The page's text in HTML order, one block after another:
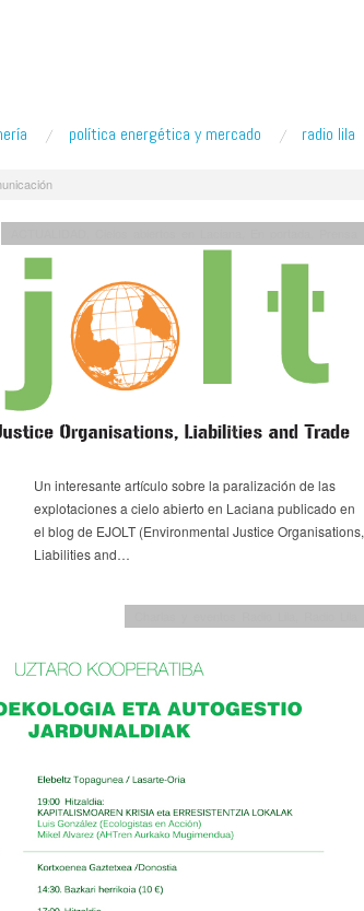
política energética y mercado radio lila
Un interesante artículo sobre la paralización de las
explotaciones a cielo abierto en Laciana publicado en
el blog de EJOLT (Environmental Justice Organisations,
Liabilities and…